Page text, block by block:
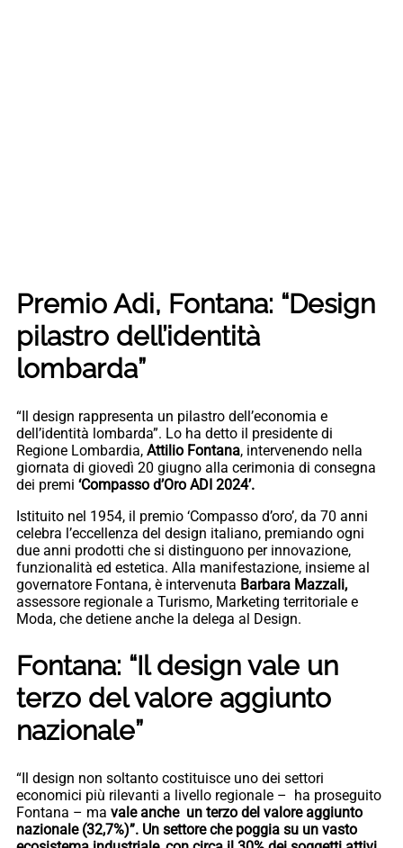
Premio Adi, Fontana: “Design
pilastro dell’identità
lombarda”
“Il design rappresenta un pilastro dell’economia e
dell’identità lombarda”. Lo ha detto il presidente di
Regione Lombardia, Attilio Fontana, intervenendo nella
giornata di giovedì 20 giugno alla cerimonia di consegna
dei premi ‘Compasso d’Oro ADI 2024’.
Istituito nel 1954, il premio ‘Compasso d’oro’, da 70 anni
celebra l’eccellenza del design italiano, premiando ogni
due anni prodotti che si distinguono per innovazione,
funzionalità ed estetica. Alla manifestazione, insieme al
governatore Fontana, è intervenuta Barbara Mazzali,
assessore regionale a Turismo, Marketing territoriale e
Moda, che detiene anche la delega al Design.
Fontana: “Il design vale un
terzo del valore aggiunto
nazionale”
“Il design non soltanto costituisce uno dei settori
economici più rilevanti a livello regionale – ha proseguito
Fontana – ma vale anche un terzo del valore aggiunto
nazionale (32,7%)”. Un settore che poggia su un vasto